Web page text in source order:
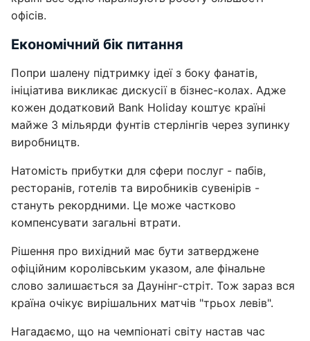
офісів.
Економічний бік питання
Попри шалену підтримку ідеї з боку фанатів,
ініціатива викликає дискусії в бізнес-колах. Адже
кожен додатковий Bank Holiday коштує країні
майже 3 мільярди фунтів стерлінгів через зупинку
виробництв.
Натомість прибутки для сфери послуг - пабів,
ресторанів, готелів та виробників сувенірів -
стануть рекордними. Це може частково
компенсувати загальні втрати.
Рішення про вихідний має бути затверджене
офіційним королівським указом, але фінальне
слово залишається за Даунінг-стріт. Тож зараз вся
країна очікує вирішальних матчів "трьох левів".
Нагадаємо, що на чемпіонаті світу настав час